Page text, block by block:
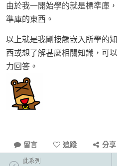
由於我一開始學的就是標準庫
準庫的東西。
以上就是我剛接觸嵌入所學的
西或想了解甚麼相關知識，可
力回答。
留言 追蹤 分享
此系列